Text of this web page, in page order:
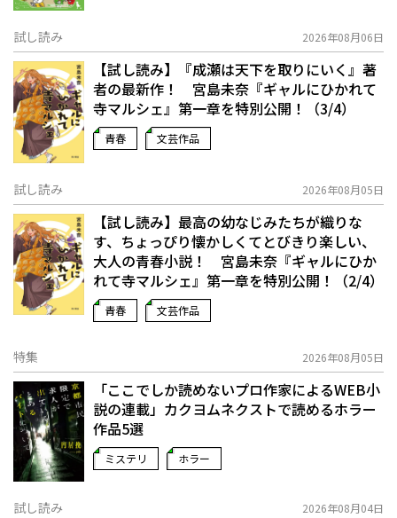
試し読み 2026年08月06日
【試し読み】『成瀬は天下を取りにいく』著
者の最新作！ 宮島未奈『ギャルにひかれて
寺マルシェ』第一章を特別公開！（3/4）
青春 文芸作品
試し読み 2026年08月05日
【試し読み】最高の幼なじみたちが織りな
す、ちょっぴり懐かしくてとびきり楽しい、
大人の青春小説！ 宮島未奈『ギャルにひか
れて寺マルシェ』第一章を特別公開！（2/4）
青春 文芸作品
特集 2026年08月05日
「ここでしか読めないプロ作家によるWEB小
説の連載」――カクヨムネクストで読めるホラー
作品5選
ミステリ ホラー
試し読み 2026年08月04日